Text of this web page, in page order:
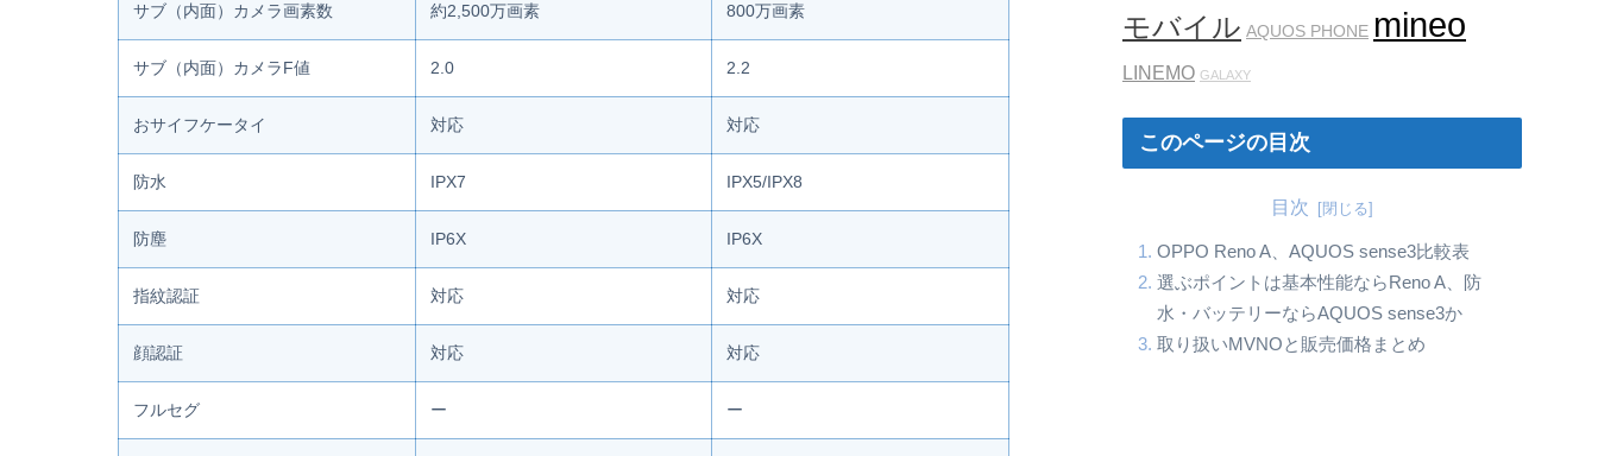
サブ（内面）カメラ画素数 約2,500万画素 800万画素
サブ（内面）カメラF値 2.0 2.2
おサイフケータイ 対応 対応
防水 IPX7 IPX5/IPX8
防塵 IP6X IP6X
指紋認証 対応 対応
顔認証 対応 対応
フルセグ ー ー
モバイル AQUOS PHONE mineo
LINEMO GALAXY
このページの目次
目次
OPPO Reno A、AQUOS sense3比較表
選ぶポイントは基本性能ならReno A、防
水・バッテリーならAQUOS sense3か
取り扱いMVNOと販売価格まとめ